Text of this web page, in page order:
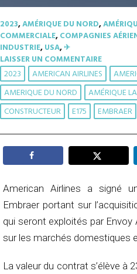
2023,AMÉRIQUE DU NORD,
COMMERCIALE,COMPAGNIES
INDUSTRIE,USA,✈︎
LAISSER UN COMMENTAIRE
2023 AMERICAN AIRLINES
AMERIQUE DU NORD
AMÉRIQUE
CONSTRUCTEUR
E175 EMBRAER
American Airlines a signé
Embraer portant sur
qui seront exploités par Envoy
sur les marchés domestiques
La valeur du contrat s’élève à